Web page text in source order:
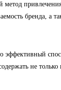
бренда, а
не